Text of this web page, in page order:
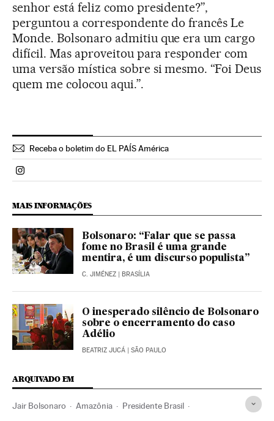
senhor está feliz como presidente?”,
perguntou a correspondente do francês Le
Monde. Bolsonaro admitiu que era um cargo
difícil. Mas aproveitou para responder com
uma versão mística sobre si mesmo. “Foi Deus
quem me colocou aqui.”.
Receba o boletim do EL PAÍS América
Politica El País Brasil en Instagram
MAIS INFORMAÇÕES
Bolsonaro: “Falar que se passa
fome no Brasil é uma grande
mentira, é um discurso populista”
C. JIMÉNEZ | BRASÍLIA
O inesperado silêncio de Bolsonaro
sobre o encerramento do caso
Adélio
BEATRIZ JUCÁ | SÃO PAULO
ARQUIVADO EM
Jair Bolsonaro Amazônia Presidente Brasil